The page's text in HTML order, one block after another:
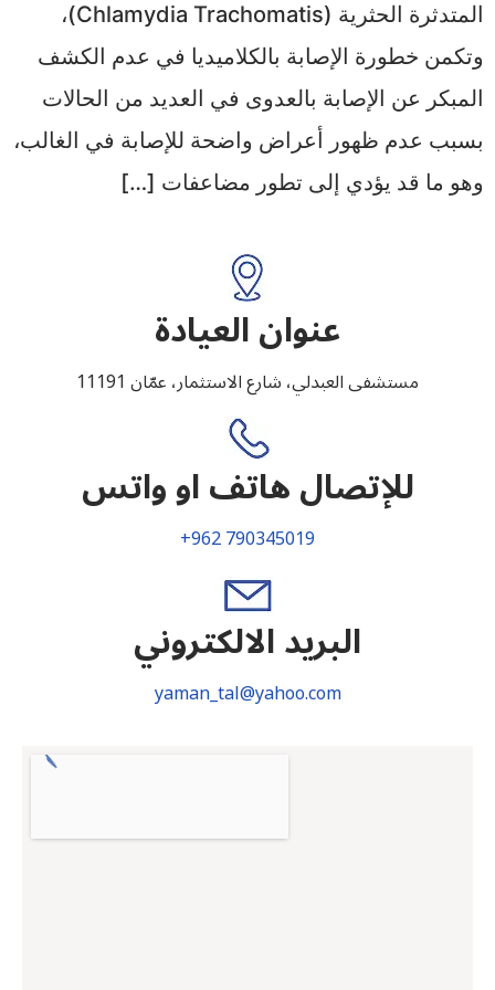
المتدثرة الحثرية (Chlamydia Trachomatis)،
وتكمن خطورة الإصابة بالكلاميديا في عدم الكشف
المبكر عن الإصابة بالعدوى في العديد من الحالات
بسبب عدم ظهور أعراض واضحة للإصابة في الغالب،
وهو ما قد يؤدي إلى تطور مضاعفات […]
عنوان العيادة
مستشفى العبدلي، شارع الاستثمار، عمّان 11191
للإتصال هاتف او واتس
+962 790345019
البريد الالكتروني
yaman_tal@yahoo.com